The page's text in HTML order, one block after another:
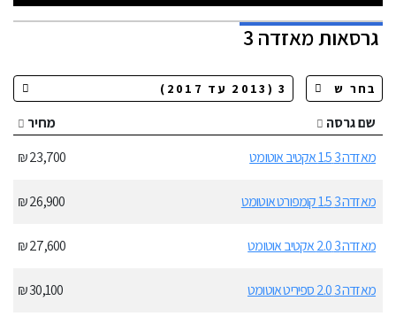
גרסאותמאזדה 3
שם גרסה
מחיר
מאזדה 3 1.5 אקטיב אוטומט
23,700 ₪
מאזדה 3 1.5 קומפורט אוטומט 26,900 ₪
מאזדה 3 2.0 אקטיב אוטומט 27,600 ₪
מאזדה 3 2.0 ספיריט אוטומט 30,100 ₪